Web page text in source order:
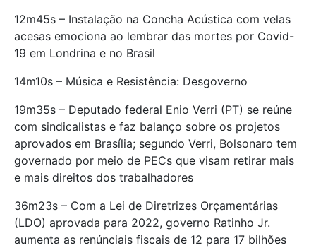
12m45s – Instalação na Concha Acústica com velas
acesas emociona ao lembrar das mortes por Covid-
19 em Londrina e no Brasil
14m10s – Música e Resistência: Desgoverno
19m35s – Deputado federal Enio Verri (PT) se reúne
com sindicalistas e faz balanço sobre os projetos
aprovados em Brasília; segundo Verri, Bolsonaro tem
governado por meio de PECs que visam retirar mais
e mais direitos dos trabalhadores
36m23s – Com a Lei de Diretrizes Orçamentárias
(LDO) aprovada para 2022, governo Ratinho Jr.
aumenta as renúnciais fiscais de 12 para 17 bilhões